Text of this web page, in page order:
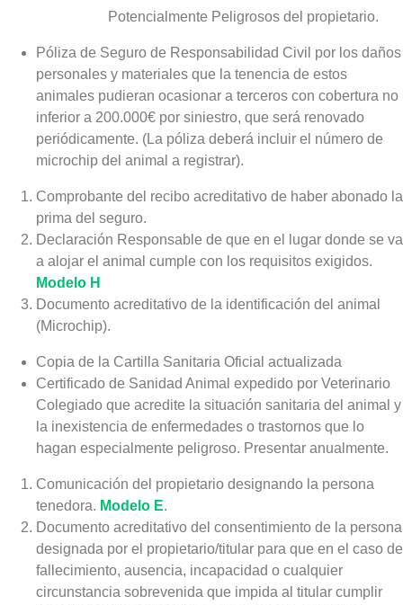
Potencialmente Peligrosos del propietario.
Póliza de Seguro de Responsabilidad Civil por los daños
personales y materiales que la tenencia de estos
animales pudieran ocasionar a terceros con cobertura no
inferior a 200.000€ por siniestro, que será renovado
periódicamente. (La póliza deberá incluir el número de
microchip del animal a registrar).
Comprobante del recibo acreditativo de haber abonado la
prima del seguro.
Declaración Responsable de que en el lugar donde se va
a alojar el animal cumple con los requisitos exigidos.
Modelo H
Documento acreditativo de la identificación del animal
(Microchip).
Copia de la Cartilla Sanitaria Oficial actualizada
Certificado de Sanidad Animal expedido por Veterinario
Colegiado que acredite la situación sanitaria del animal y
la inexistencia de enfermedades o trastornos que lo
hagan especialmente peligroso. Presentar anualmente.
Comunicación del propietario designando la persona
tenedora. Modelo E.
Documento acreditativo del consentimiento de la persona
designada por el propietario/titular para que en el caso de
fallecimiento, ausencia, incapacidad o cualquier
circunstancia sobrevenida que impida al titular cumplir